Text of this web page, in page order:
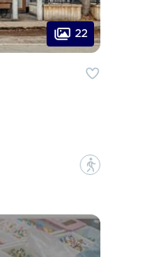
22
?